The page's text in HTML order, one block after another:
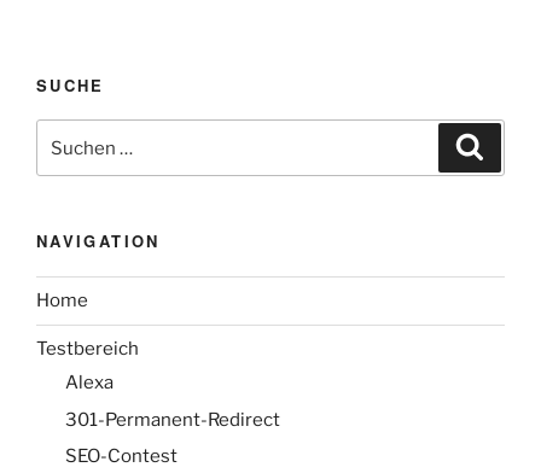
brechen
zusammen“
SUCHE
nach:
NAVIGATION
Home
Testbereich
Alexa
301-Permanent-Redirect
SEO-Contest